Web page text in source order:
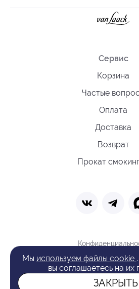
Сервис
Корзина
Частые
Оплата
Доставка
Возврат
Прокат
Политика обработки
Оферта
Поиск
Мы используем файлы cookie
вы соглашаетесь на их
ЗАКРЫТЬ